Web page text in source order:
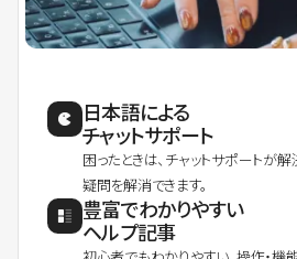
日本語による
チャットサポート
困ったときは、チャットサポートが
疑問を解消できます。
豊富でわかりやすい
ヘルプ記事